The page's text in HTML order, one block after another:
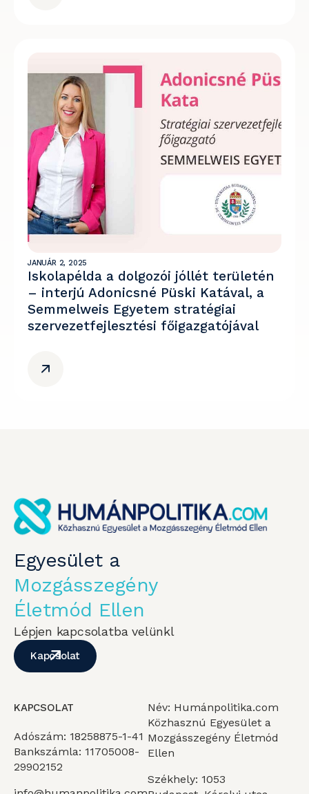
JANUÁR 2, 2025
Iskolapélda a dolgozói jóllét területén
– interjú Adonicsné Püski Katával, a
Semmelweis Egyetem stratégiai
szervezetfejlesztési főigazgatójával
Egyesület a
Mozgásszegény
Életmód Ellen
Lépjen kapcsolatba velünkl
Kapcsolat
KAPCSOLAT
Adószám: 18258875-1-41
Bankszámla: 11705008-
29902152
Név: Humánpolitika.com
Közhasznú Egyesület a
Mozgásszegény Életmód
Ellen
Székhely: 1053